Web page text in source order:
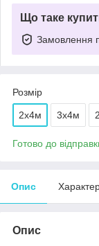
Що таке
Замовлення
Розмір
2х4м 3х4м
Готово до
Опис
Опис